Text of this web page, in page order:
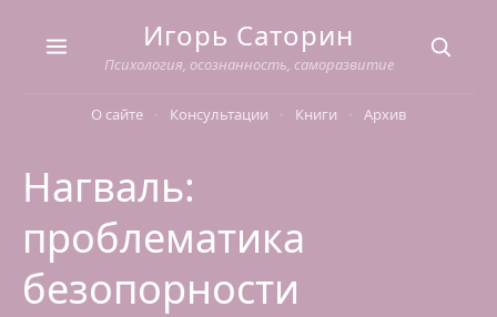
Игорь Саторин
Психология, осознанность, саморазвитие
О сайте Консультации Книги Архив
Нагваль:
проблематика
безопорности